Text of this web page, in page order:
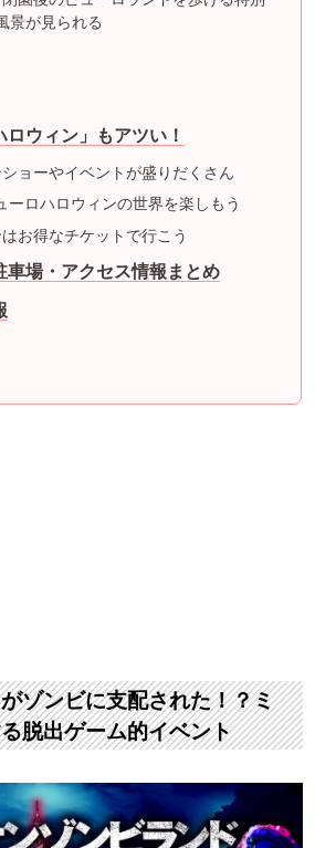
景が見られる
ウィン」もアツい！
ョーやイベントが盛りだくさん
ーロハロウィンの世界を楽しもう
お得なチケットで行こう
車場・アクセス情報まとめ
ゾンビに支配された！？ミ
脱出ゲーム的イベント